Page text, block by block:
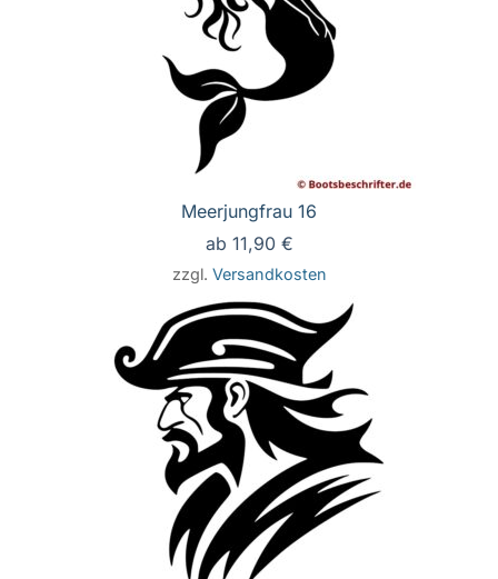
Meerjungfrau 16
ab 11,90 €
zzgl. Versandkosten